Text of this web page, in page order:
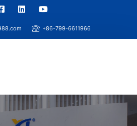
+86-799-6611966